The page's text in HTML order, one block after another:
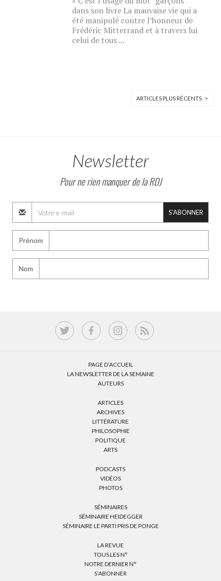
dans son livre La mauvaise vie qui a
été manipulé contre l’honneur de
Frédéric Mitterrand et à travers lui
celui de tous ...
ARTICLES PLUS RÉCENTS >
Newsletter
Pour ne rien manquer de la RDJ
S'ABONNER
Prénom
Nom
PAGE D’ACCUEIL
LA NEWSLETTER DE LA SEMAINE
AUTEURS
ARTICLES
ARCHIVES
LITTÉRATURE
PHILOSOPHIE
POLITIQUE
ARTS
PODCASTS
VIDÉOS
PHOTOS
SÉMINAIRES
SÉMINAIRE HEIDEGGER
SÉMINAIRE LE PARTI PRIS DE PONGE
LA REVUE
TOUS LES N°
NOTRE DERNIER N°
S’ABONNER